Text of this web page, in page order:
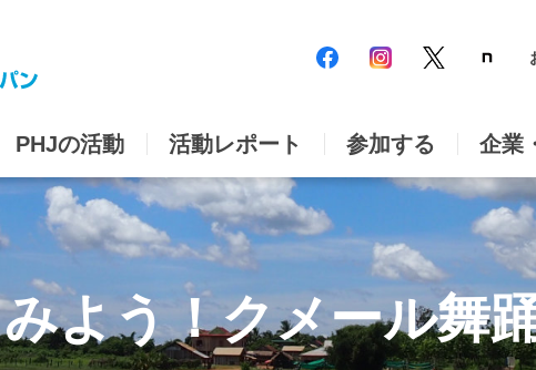
PHJの活動 活動レポート 参加する 企業
よう！クメール舞